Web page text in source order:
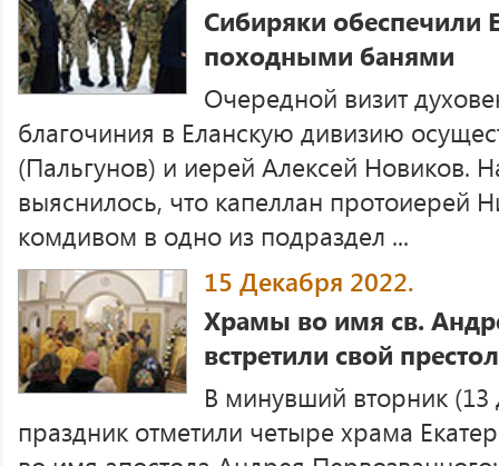
Сибиряки обеспечили
походными банями
Очередной визит
благочиния в Еланскую дивизию
(Пальгунов) и иерей Алексей Новиков.
выяснилось, что капеллан протоиерей
комдивом в одно из подраздел ...
15 Декабря 2022.
Храмы во имя св.
встретили свой
В минувший вторник
праздник отметили четыре храма